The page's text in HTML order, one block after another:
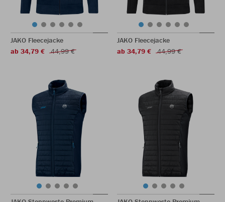
JAKO Fleecejacke
ab 34,79 €
44,99 €
JAKO Fleecejacke
ab 34,79 €
44,99 €